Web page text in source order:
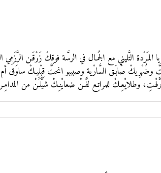
التَّليني مع الجُمـال في الرسَّة فوقِكْ زَرْقَـن الرَّزَمِي
السَّارْية وصبيبو انحتَّ قِبْلِيـكْ ساوَق أم
للمراتِـع لفَّـنْ ضعايْنـِكْ شيَّلَـنْ من